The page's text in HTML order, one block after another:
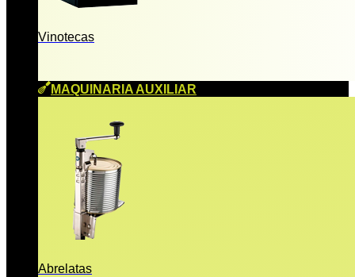
Vinotecas
MAQUINARIA AUXILIAR
Abrelatas